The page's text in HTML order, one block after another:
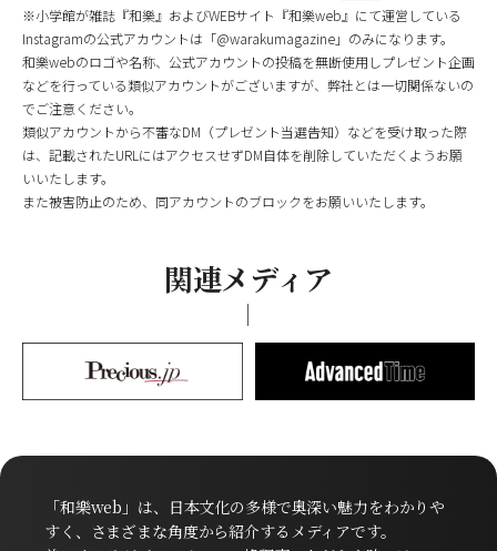
※小学館が雑誌『和樂』およびWEBサイト『和樂web』にて運営している
Instagramの公式アカウントは「@warakumagazine」のみになります。
和樂webのロゴや名称、公式アカウントの投稿を無断使用しプレゼント企画
などを行っている類似アカウントがございますが、弊社とは一切関係ないの
でご注意ください。
類似アカウントから不審なDM（プレゼント当選告知）などを受け取った際
は、記載されたURLにはアクセスせずDM自体を削除していただくようお願
いいたします。
また被害防止のため、同アカウントのブロックをお願いいたします。
関連メディア
「和樂web」は、日本文化の多様で奥深い魅力をわかりや
すく、さまざまな角度から紹介するメディアです。